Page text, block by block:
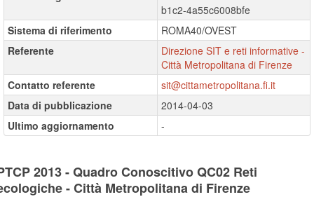
b1c2-4a55c6008bfe
Sistema di riferimento
ROMA40/OVEST
Referente
Direzione SIT e reti informative -
Città Metropolitana di Firenze
Contatto referente
sit@cittametropolitana.fi.it
Data di pubblicazione
2014-04-03
Ultimo aggiornamento
-
2013 - Quadro Conoscitivo QC02 Reti
- Città Metropolitana di Firenze